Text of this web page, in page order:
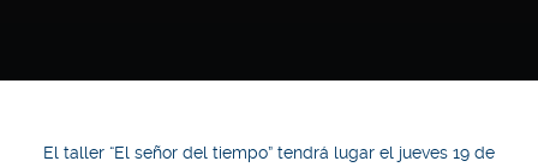
El taller “El señor del tiempo” tendrá lugar el jueves 19 de